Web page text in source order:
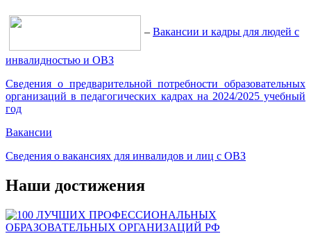
– Вакансии и кадры для людей с
инвалидностью и ОВЗ
Сведения о предварительной потребности образовательных
организаций в педагогических кадрах на 2024/2025 учебный
год
Вакансии
Сведения о вакансиях для инвалидов и лиц с ОВЗ
Наши достижения